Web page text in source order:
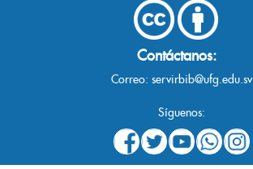
Contáctanos:
Correo: servirbib@ufg.edu.sv
Síguenos: